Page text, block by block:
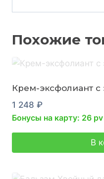
Похожие
Крем-эксфолиант
1 248 ₽
Бонусы на карту: 26 pv
В